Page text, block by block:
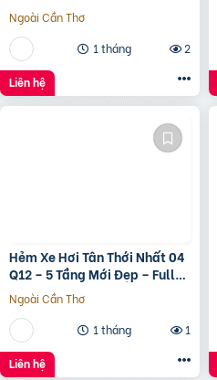
100m
Ngoài Cần Thơ
1 tháng
2
Liên hệ
Hẻm Xe Hơi Tân Thới Nhất 04
Q12 – 5 Tầng Mới Đẹp – Full
Nội Thất – Giá 7.3 Tỷ
Ngoài Cần Thơ
1 tháng
1
Liên hệ